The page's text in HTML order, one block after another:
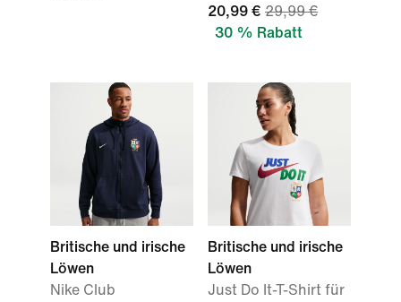
20,99 € 29,99 €
30 % Rabatt
Britische und irische
Löwen
Nike Club
Britische und irische
Löwen
Just Do It-T-Shirt für